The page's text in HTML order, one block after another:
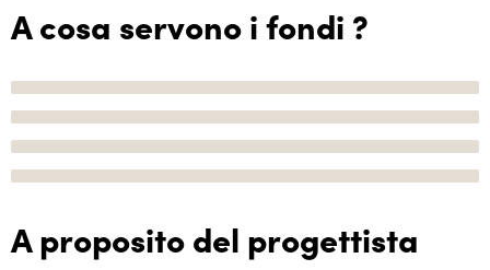
A cosa servono i fondi ?
A proposito del progettista